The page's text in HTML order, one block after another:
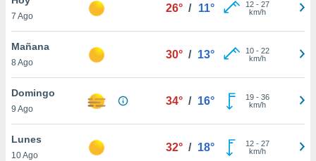
en
más
nuestra
de
7 Ago
26° / 11° 12- 27
km/h
Mañana
8 Ago
30° / 13° 10- 22
km/h
Domingo
9 Ago
34° / 16° 19- 36
km/h
Lunes
10 Ago
32° / 18° 12- 27
km/h